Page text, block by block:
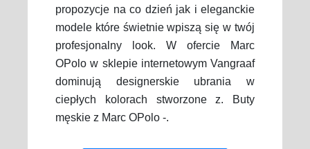
propozycje na co dzień jak i eleganckie
modele które świetnie wpiszą się w twój
profesjonalny look. W ofercie Marc
OPolo w sklepie internetowym Vangraaf
dominują designerskie ubrania w
ciepłych kolorach stworzone z. Buty
męskie z Marc OPolo -.